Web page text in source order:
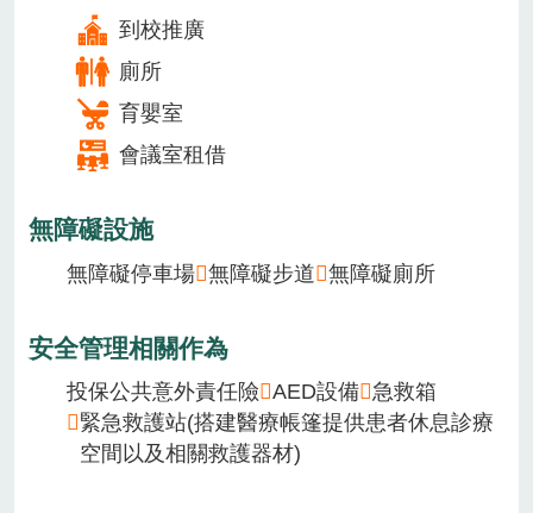
到校推廣
廁所
育嬰室
會議室租借
無障礙設施
無障礙停車場 無障礙步道 無障礙廁所
安全管理相關作為
投保公共意外責任險 AED設備 急救箱
緊急救護站(搭建醫療帳篷提供患者休息診療
空間以及相關救護器材)